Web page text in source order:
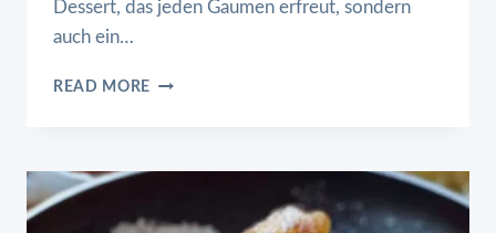
Dessert, das jeden Gaumen erfreut, sondern
auch ein…
READ MORE CREMSCHNITTEN